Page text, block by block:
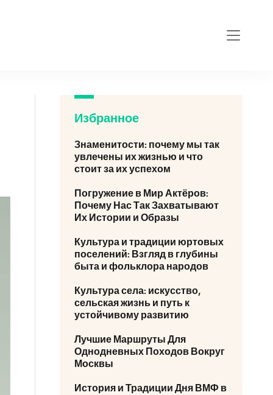
Избранное
Знаменитости: почему мы так
увлечены их жизнью и что
стоит за их успехом
Погружение в Мир Актёров:
Почему Нас Так Захватывают
Их Истории и Образы
Культура и традиции юртовых
поселений: Взгляд в глубины
быта и фольклора народов
Культура села: искусство,
сельская жизнь и путь к
устойчивому развитию
Лучшие Маршруты Для
Однодневных Походов Вокруг
Москвы
История и Традиции Дня ВМФ в